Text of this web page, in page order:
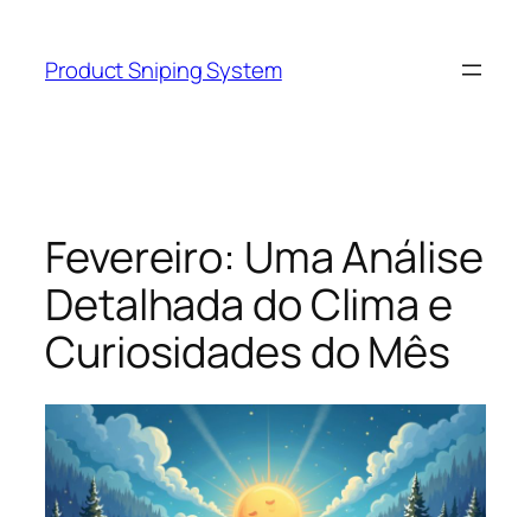
content
Product Sniping System
Fevereiro: Uma Análise
Detalhada do Clima e
Curiosidades do Mês